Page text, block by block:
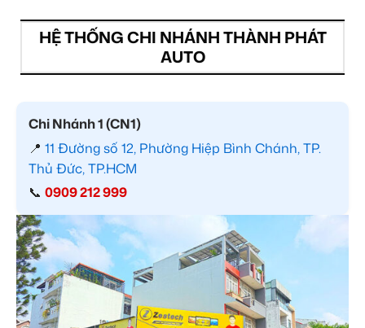
HỆ THỐNG CHI NHÁNH THÀNH PHÁT
AUTO
Chi Nhánh 1 (CN1)
📍 11 Đường số 12, Phường Hiệp Bình Chánh, TP.
Thủ Đức, TP.HCM
📞 0909 212 999